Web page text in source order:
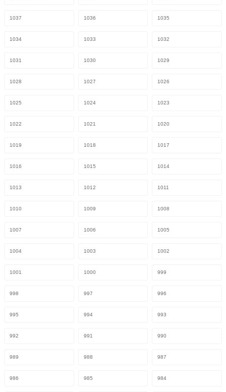
1037 1036 1035
1034 1033 1032
1031 1030 1029
1028 1027 1026
1025 1024 1023
1022 1021 1020
1019 1018 1017
1016 1015 1014
1013 1012 1011
1010 1009 1008
1007 1006 1005
1004 1003 1002
1001 1000 999
998 997 996
995 994 993
992 991 990
989 988 987
986 985 984